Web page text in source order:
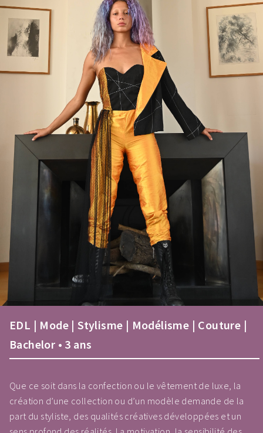
EDL | Mode | Stylisme | Modélisme | Couture |
Bachelor • 3 ans
Que ce soit dans la confection ou le vêtement de luxe, la
création d’une collection ou d’un modèle demande de la
part du styliste, des qualités créatives développées et un